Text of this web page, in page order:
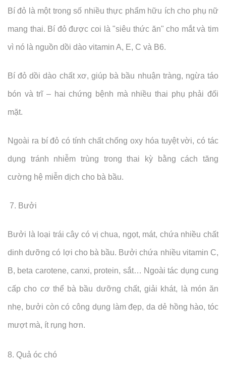
Bí đỏ là một trong số nhiều thực phẩm hữu ích cho phụ nữ
mang thai. Bí đỏ được coi là "siêu thức ăn" cho mắt và tim
vì nó là nguồn dồi dào vitamin A, E, C và B6.
Bí đỏ dồi dào chất xơ, giúp bà bầu nhuận tràng, ngừa táo
bón và trĩ – hai chứng bệnh mà nhiều thai phụ phải đối
mặt.
Ngoài ra bí đỏ có tính chất chống oxy hóa tuyệt vời, có tác
dụng tránh nhiễm trùng trong thai kỳ bằng cách tăng
cường hệ miễn dịch cho bà bầu.
7. Bưởi
Bưởi là loại trái cây có vị chua, ngọt, mát, chứa nhiều chất
dinh dưỡng có lợi cho bà bầu. Bưởi chứa nhiều vitamin C,
B, beta carotene, canxi, protein, sắt… Ngoài tác dụng cung
cấp cho cơ thể bà bầu dưỡng chất, giải khát, là món ăn
nhẹ, bưởi còn có công dụng làm đẹp, da dẻ hồng hào, tóc
mượt mà, ít rụng hơn.
8. Quả óc chó